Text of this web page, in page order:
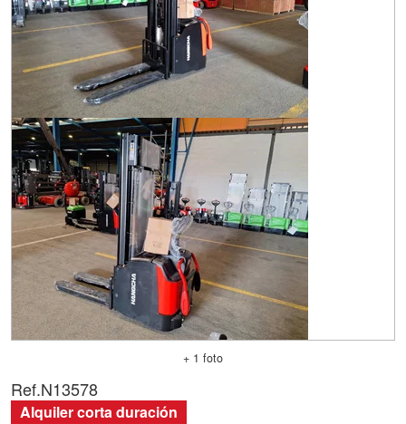
+ 1 foto
Ref.N13578
Alquiler corta duración